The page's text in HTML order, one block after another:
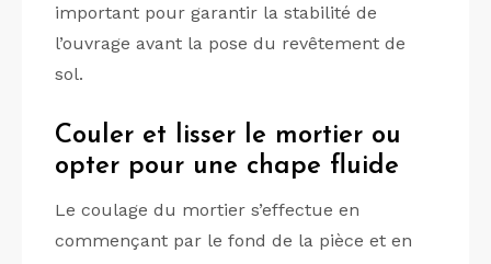
important pour garantir la stabilité de
l’ouvrage avant la pose du revêtement de
sol.
Couler et lisser le mortier ou
opter pour une chape fluide
Le coulage du mortier s’effectue en
commençant par le fond de la pièce et en